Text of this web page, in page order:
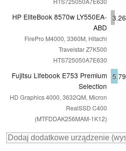
HP EliteBook 8570w LY550EA-
ABD
FirePro M4000, 3360M, Hitachi
Travelstar Z7K500
HTS725050A7E630
3.26
Fujitsu Lifebook E753 Premium
Selection
HD Graphics 4000, 3632QM, Micron
RealSSD C400
(MTFDDAK256MAM-1K12)
5.79